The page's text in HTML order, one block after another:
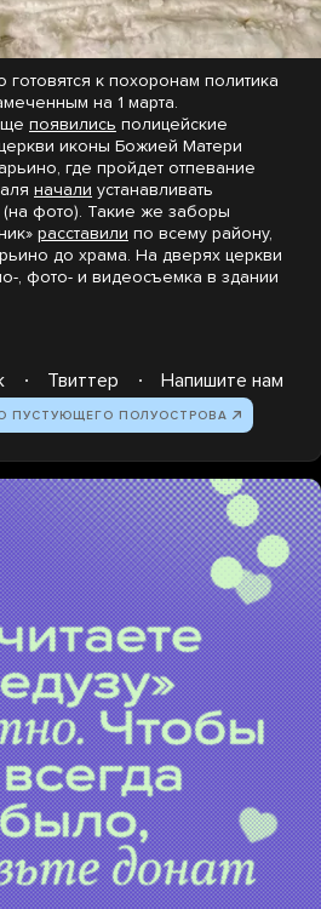
готовятся к похоронам политика
на 1 марта.
появились полицейские
иконы Божией Матери
где пройдет отпевание
начали устанавливать
фото). Такие же заборы
расставили по всему району,
до храма. На дверях церкви
, фото- и видеосъемка в здании
Твиттер Напишите нам
ПУСТУЮЩЕГО ПОЛУОСТРОВА